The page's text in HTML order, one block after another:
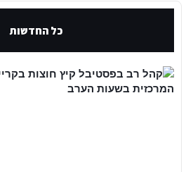
כל החדשות